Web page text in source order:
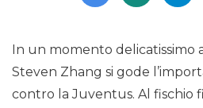
In un momento delicatissimo
Steven Zhang si gode
contro la Juventus. Al fischio